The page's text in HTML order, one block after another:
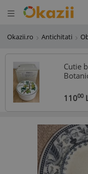
Deschide
meniul
Okazii.ro Antichitati
Cutie
11000